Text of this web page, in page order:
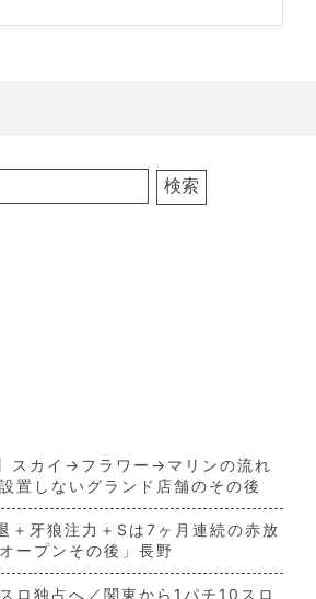
スカイ→フラワー→マリンの流れ
置しないグランド店舗のその後
＋牙狼注力＋Sは7ヶ月連続の赤放
ープンその後」長野
ロ独占へ／関東から1パチ10スロ